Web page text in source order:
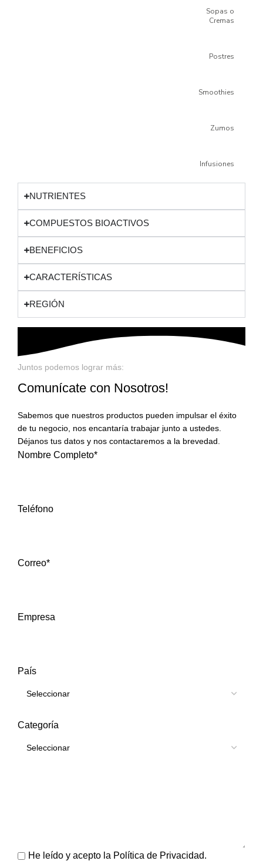
Sopas o
Cremas
Postres
Smoothies
Zumos
Infusiones
NUTRIENTES
COMPUESTOS BIOACTIVOS
BENEFICIOS
CARACTERÍSTICAS
REGIÓN
Juntos podemos lograr más:
Comunícate con Nosotros!
Sabemos que nuestros productos pueden impulsar el éxito
de tu negocio, nos encantaría trabajar junto a ustedes.
Déjanos tus datos y nos contactaremos a la brevedad.
Nombre Completo*
Teléfono
Correo*
Empresa
País
Categoría
He leído y acepto la Política de Privacidad.